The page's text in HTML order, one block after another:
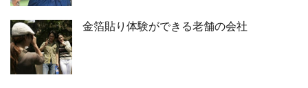
金箔貼り体験ができる老舗の会社